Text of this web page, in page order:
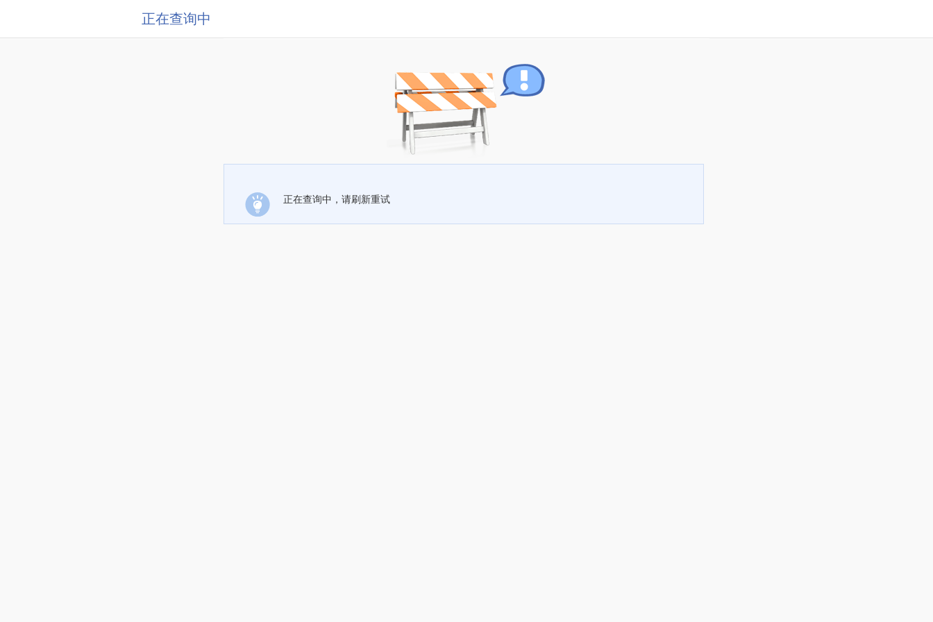
正在查询中
正在查询中，请刷新重试